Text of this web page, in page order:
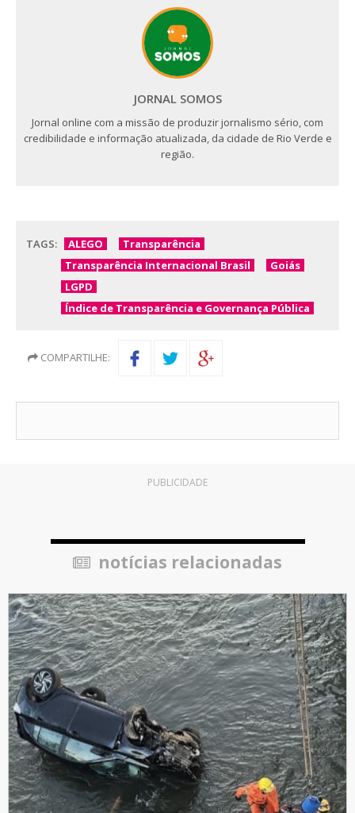
JORNAL SOMOS
Jornal online com a missão de produzir jornalismo sério, com
credibilidade e informação atualizada, da cidade de Rio Verde e
região.
TAGS: ALEGO
Transparência
Transparência Internacional Brasil
Goiás
LGPD
Índice de Transparência e Governança Pública
COMPARTILHE:
PUBLICIDADE
notícias relacionadas